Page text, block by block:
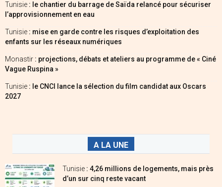
Tunisie : le chantier du barrage de Saïda relancé pour sécuriser
l’approvisionnement en eau
Tunisie : mise en garde contre les risques d’exploitation des
enfants sur les réseaux numériques
Monastir : projections, débats et ateliers au programme de « Ciné
Vague Ruspina »
Tunisie : le CNCI lance la sélection du film candidat aux Oscars
2027
A LA UNE
Tunisie : 4,26 millions de logements, mais près
d’un sur cinq reste vacant